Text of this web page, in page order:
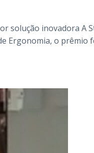
solução inovadora A
Ergonomia, o prêmio